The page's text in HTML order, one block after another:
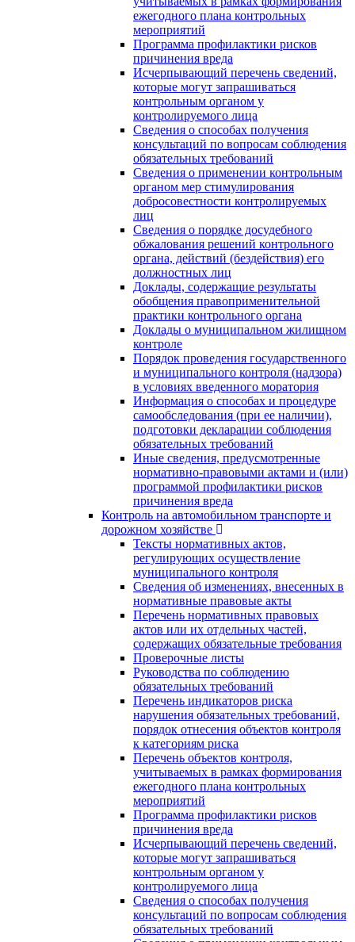
ежегодного плана контрольных
мероприятий
Программа профилактики рисков
причинения вреда
Исчерпывающий перечень сведений,
которые могут запрашиваться
контрольным органом у
контролируемого лица
Сведения о способах получения
консультаций по вопросам соблюдения
обязательных требований
Сведения о применении контрольным
органом мер стимулирования
добросовестности контролируемых
лиц
Сведения о порядке досудебного
обжалования решений контрольного
органа, действий (бездействия) его
должностных лиц
Доклады, содержащие результаты
обобщения правоприменительной
практики контрольного органа
Доклады о муниципальном жилищном
контроле
Порядок проведения государственного
и муниципального контроля (надзора)
в условиях введенного моратория
Информация о способах и процедуре
самообследования (при ее наличии),
подготовки декларации соблюдения
обязательных требований
Иные сведения, предусмотренные
нормативно-правовыми актами и (или)
программой профилактики рисков
причинения вреда
Контроль на автомобильном транспорте и
дорожном хозяйстве
Тексты нормативных актов,
регулирующих осуществление
муниципального контроля
Сведения об изменениях, внесенных в
нормативные правовые акты
Перечень нормативных правовых
актов или их отдельных частей,
содержащих обязательные требования
Проверочные листы
Руководства по соблюдению
обязательных требований
Перечень индикаторов риска
нарушения обязательных требований,
порядок отнесения объектов контроля
к категориям риска
Перечень объектов контроля,
учитываемых в рамках формирования
ежегодного плана контрольных
мероприятий
Программа профилактики рисков
причинения вреда
Исчерпывающий перечень сведений,
которые могут запрашиваться
контрольным органом у
контролируемого лица
Сведения о способах получения
консультаций по вопросам соблюдения
обязательных требований